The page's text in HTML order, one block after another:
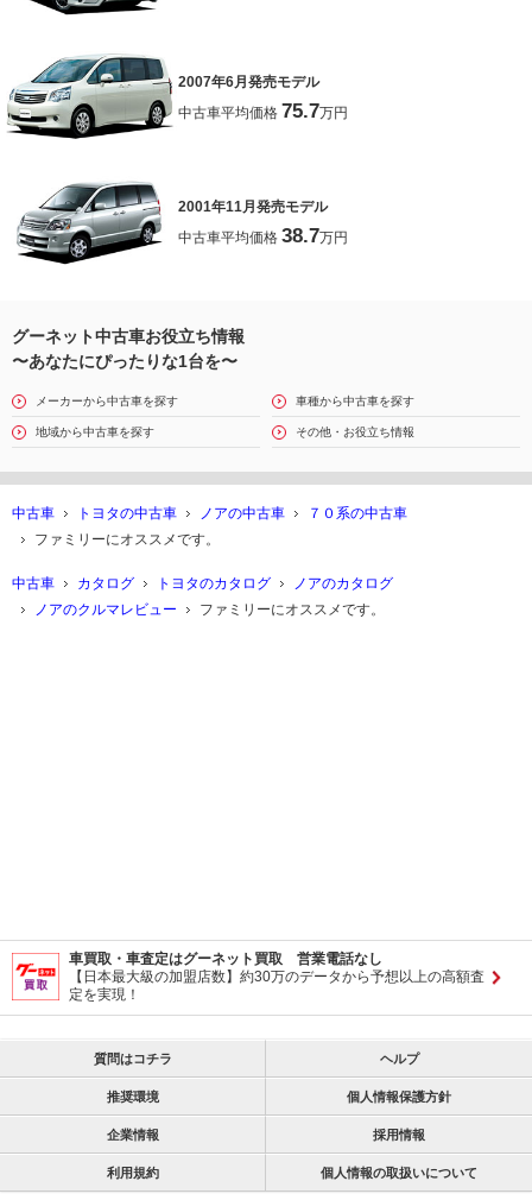
2007年6月発売モデル
中古車平均価格 75.7万円
2001年11月発売モデル
中古車平均価格 38.7万円
グーネット中古車お役立ち情報
〜あなたにぴったりな1台を〜
メーカーから中古車を探す 車種から中古車を探す
地域から中古車を探す その他・お役立ち情報
中古車 トヨタの中古車 ノアの中古車
７０系の中古車
ファミリーにオススメです。
中古車 カタログ トヨタのカタログ
ノアのカタログ
ノアのクルマレビュー
ファミリーにオススメです。
車買取・車査定はグーネット買取 営業電話なし
【日本最大級の加盟店数】約30万のデータから予想以上の高額査
定を実現！
質問はコチラ ヘルプ
推奨環境 個人情報保護方針
企業情報 採用情報
利用規約 個人情報の取扱いについて